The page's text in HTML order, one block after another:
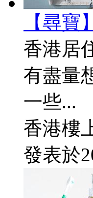
【尋
香港居
有盡量
一些...
香港樓
發表於